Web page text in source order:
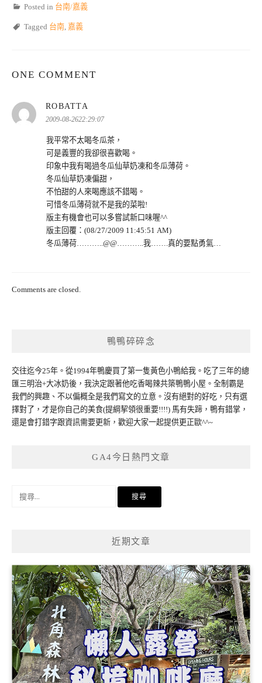
Posted in 台南/嘉義
Tagged 台南 嘉義
ONE COMMENT
ROBATTA
示:
2009-08-2622:29:07
我平常不太喝冬瓜茶，
可是義豐的我卻很喜歡喝。
印象中我有喝過冬瓜仙草奶凍和冬瓜薄荷。
冬瓜仙草奶凍偏甜，
不怕甜的人來喝應該不錯喝。
可惜冬瓜薄荷就不是我的菜啦!
版主有機會也可以多嘗試新口味喔^^
版主回覆：(08/27/2009 11:45:51 AM)
冬瓜薄荷………..@@………..我…….真的要點勇氣…
Comments are closed.
鴨鴨碎碎念
交往迄今25年。從1994年鴨慶買了第一隻黃色小鴨給我。吃了三年的總
匯三明治+大冰奶後，我決定跟著他吃香喝辣共築鴨鴨小屋。全制霸是
我們的興趣、不以偏概全是我們寫文的立意。沒有絕對的好吃，只有選
擇對了，才是你自己的美食(提綱挈領很重要!!!!) 馬有失蹄，鴨有錯掌，
還是會打錯字跟資訊需要更新，歡迎大家一起提供更正歐^^~
GA4今日熱門文章
近期文章